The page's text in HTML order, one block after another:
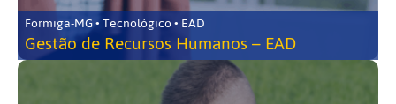
Formiga-MG • Tecnológico • EAD
Gestão de Recursos Humanos – EAD